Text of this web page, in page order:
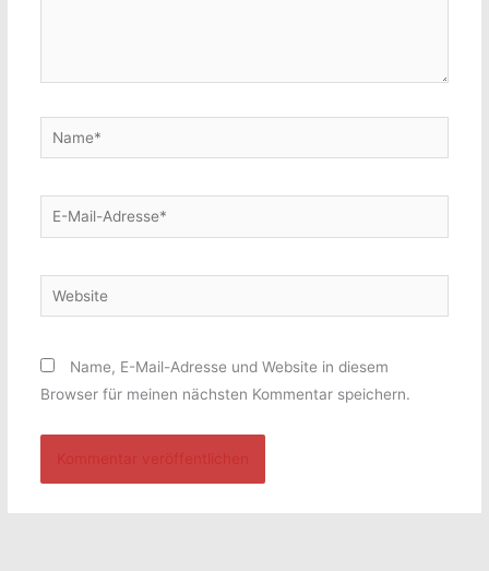
Name*
E-
Mail-
Website
Name, E-Mail-Adresse und Website in diesem
Browser für meinen nächsten Kommentar speichern.